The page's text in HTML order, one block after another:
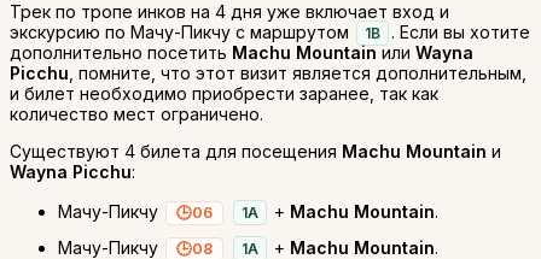
Трек по тропе инков на 4 дня уже включает вход и
экскурсию по Мачу-Пикчу с маршрутом
1B
. Если вы хотите
дополнительно посетить Machu Mountainили Wayna
Picchu , помните, что этот визит является дополнительным,
и билет необходимо приобрести заранее, так как
количество мест ограничено.
Существуют 4 билета для посещения Machu Mountain и
Wayna Picchu:
Мачу-Пикчу
06 1A + Machu Mountain.
Мачу-Пикчу
08 1A + Machu Mountain.